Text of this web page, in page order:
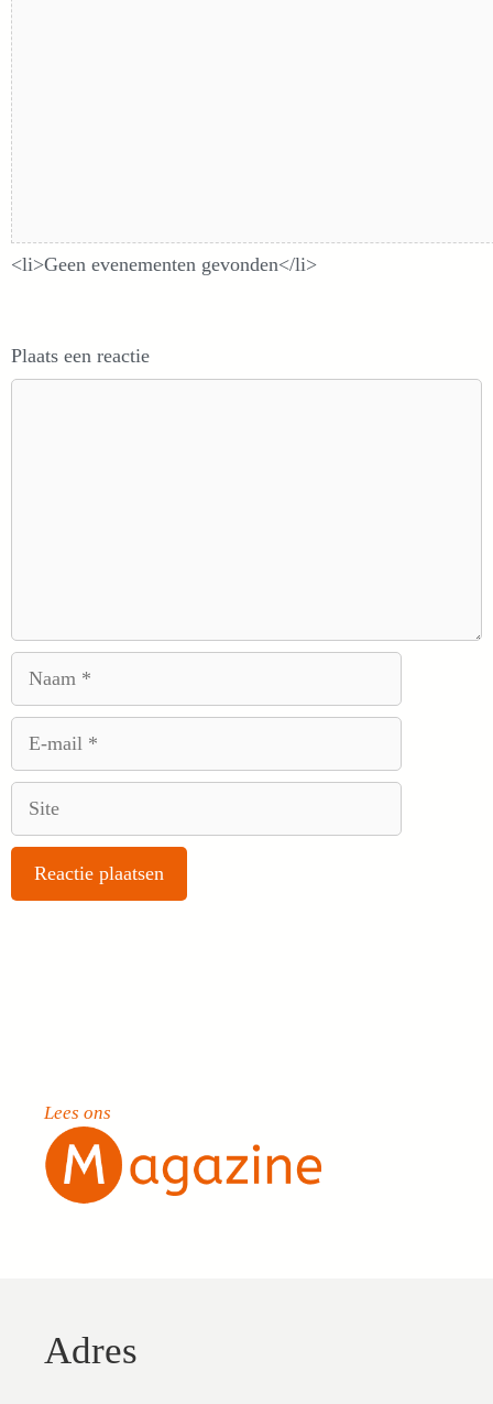
Aankomende evenementen
<li>Geen evenementen gevonden</li>
Plaats een reactie
Lees ons
Adres